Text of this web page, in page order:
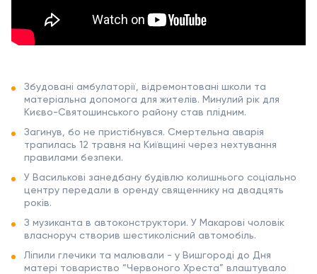
Збудовані амбулаторії, відремонтовані школи та
матеріальна допомога для жителів. Минулий рік для
Києво-Святошинського району став плідним.
Загинув, бо не пристібнувся. Смертельна аварія
трапилась 12 травня на Київщині через нехтування
правилами безпеки.
У Василькові занедбану будівлю колишнього соціально
центру передали в оренду священнику на двадцять
років.
З музиканта в автоконструктори. У Макарові чоловік
власноруч створив шестиколісний автомобіль.
Ліпили глечики та малювали - у Вишгороді до Дня
матері товариство “Червоного Хреста” влаштувало